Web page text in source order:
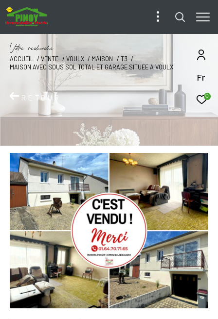
Fr
0
Vore recece
ACCUEIL VENTE VOULX MAISON
T3
MAISON AVEC SOUS SOL TOTAL ET GARAGE SITUEE A VOULX
RETOUR